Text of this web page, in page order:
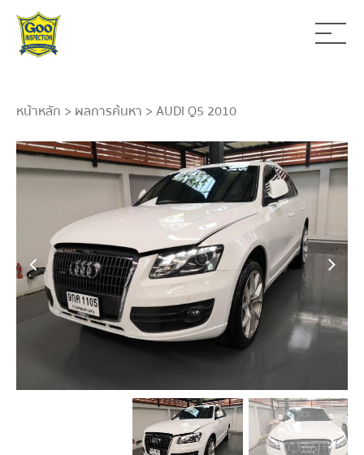
หน้าหลัก > ผลการค้นหา > AUDI Q5 2010